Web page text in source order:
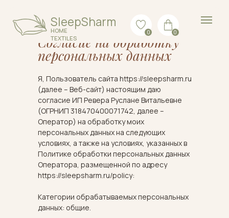
HOME
TEXTILES
SleepSharm
Я, Пользователь сайта https://sleepsharm.ru
(далее – Веб-сайт) настоящим даю
согласие ИП Ревера Руслане Витальевне
(ОГРНИП 318470400071742, далее –
Оператор) на обработку моих
персональных данных на следующих
условиях, а также на условиях, указанных в
Политике обработки персональных данных
Оператора, размещенной по адресу
https://sleepsharm.ru/policy:
Категории обрабатываемых персональных
данных: общие.
Согласие на обработку
персональных данных